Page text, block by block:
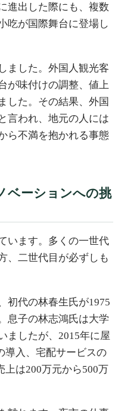
進出した際にも、複数
吃が国際舞台に登場し
ました。外国人観光客
が味付けの調整、値上
した。その結果、外国
言われ、地元の人には
ら不満を抱かれる事態
ベーションへの挑
います。多くの一世代
、二世代目が必ずしも
初代の林春生氏が1975
息子の林志鴻氏は大学
ましたが、2015年に屋
導入、宅配サービスの
上は200万元から500万